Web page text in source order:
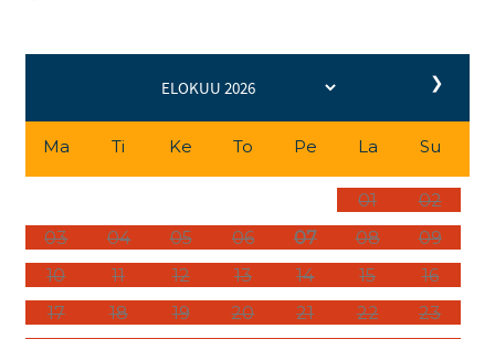
❯
Ma Ti Ke To Pe La Su
01
02
03
04 05 06 07 08
09
10
11 12 13 14 15
16
17
18 19 20 21 22
23